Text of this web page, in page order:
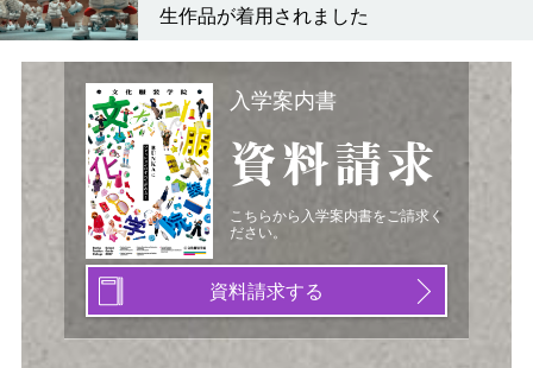
生作品が着用されました
入学案内書
資料請求
こちらから入学案内書をご請求く
ださい。
資料請求する